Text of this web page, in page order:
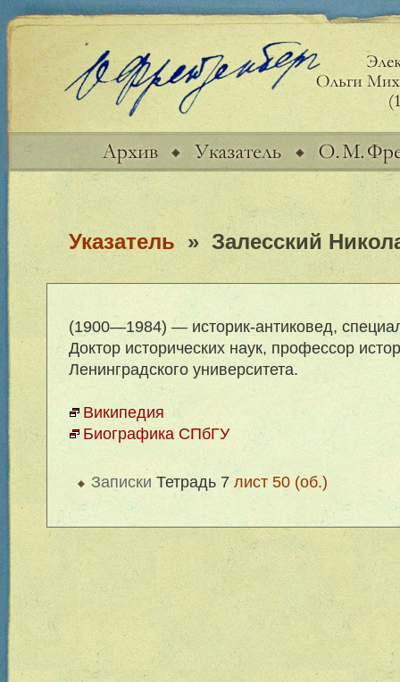
Указатель» Залесский
(1900—1984) — историк-антиковед,
Доктор исторических наук, профессор
Ленинградского университета.
Википедия
Биографика СПбГУ
Записки Тетрадь 7 лист 50 (об.)